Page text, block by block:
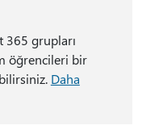
365 grupları
öğrencileri bir
Daha